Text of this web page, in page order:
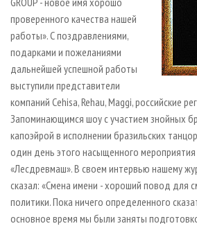
проверенного качества нашей
работы». С поздравлениями,
подарками и пожеланиями
дальнейшей успешной работы
выступили представители
компаний Cehisa, Rehau, Maggi, российские
Запоминающимся шоу с участием знойных
капоэйрой в исполнении бразильских
один день этого насыщенного
«Лесдревмаш». В своем интервью нашему
сказал: «Смена имени - хороший повод для
политики. Пока ничего определенного
основное время мы были заняты